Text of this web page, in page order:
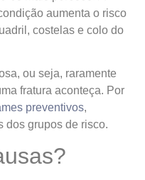
aumenta o risco
costelas e colo do
ou seja, raramente
fratura aconteça. Por
preventivos,
dos grupos de risco.